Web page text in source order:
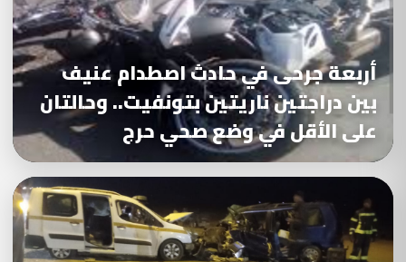
أربعة جرحى في حادث اصطدام عنيف
بين دراجتين ناريتين بتونفيت.. وحالتان
على الأقل في وضع صحي حرج